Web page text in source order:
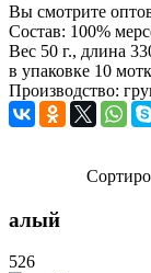
Вы смотрите
Состав: 100%
Вес 50 г., длина
в упаковке 10
Производство:
алый
526